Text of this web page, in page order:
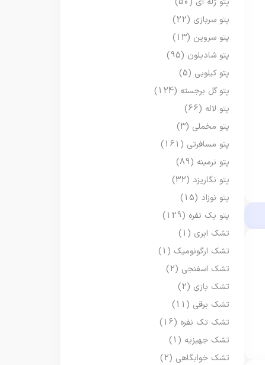
پتو سربازی (22)
پتو سروین (13)
پتو شادیلون (95)
پتو کیلویی (5)
پتو گل برجسته (124)
پتو لاله (66)
پتو مخملی (3)
پتو مسافرتی (161)
پتو نرمینه (89)
پتو نگاریزد (32)
پتو نوزاد (15)
پتو یک نفره (129)
تشک ابری (1)
تشک ارگونومیک (1)
تشک اسفنجی (2)
تشک بازی (2)
تشک برقی (11)
تشک تک نفره (16)
تشک جهیزیه (1)
تشک خوابگاهی (2)